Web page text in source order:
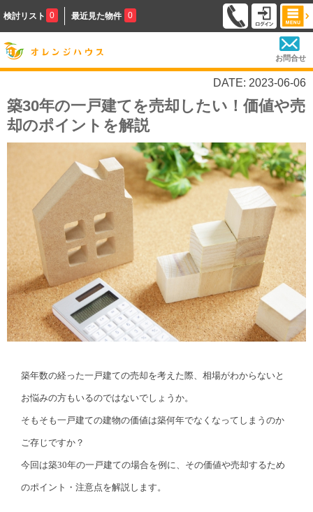
検討リスト 0 最近見た物件 0
お問合せ
DATE: 2023-06-06
築30年の一戸建てを売却したい！価値や売
却のポイントを解説
築年数の経った一戸建ての売却を考えた際、相場がわからないと
お悩みの方もいるのではないでしょうか。
そもそも一戸建ての建物の価値は築何年でなくなってしまうのか
ご存じですか？
今回は築30年の一戸建ての場合を例に、その価値や売却するため
のポイント・注意点を解説します。